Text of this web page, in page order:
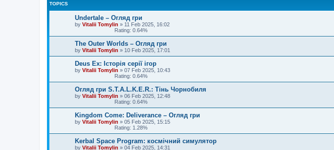
TOPICS
Undertale – Огляд гри
by Vitalii Tomylin » 11 Feb 2025, 16:02
Rating: 0.64%
The Outer Worlds – Огляд гри
by Vitalii Tomylin » 10 Feb 2025, 17:01
Deus Ex: Історія серії ігор
by Vitalii Tomylin » 07 Feb 2025, 10:43
Rating: 0.64%
Огляд гри S.T.A.L.K.E.R.: Тінь Чорнобиля
by Vitalii Tomylin » 06 Feb 2025, 12:48
Rating: 0.64%
Kingdom Come: Deliverance – Огляд гри
by Vitalii Tomylin » 05 Feb 2025, 15:15
Rating: 1.28%
Kerbal Space Program: космічний симулятор
by Vitalii Tomylin » 04 Feb 2025, 14:31